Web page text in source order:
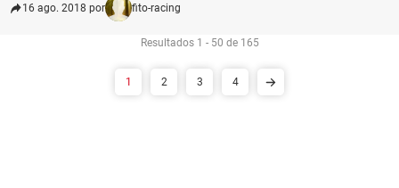
16 ago. 2018 por fito-racing
Resultados 1 - 50 de 165
1 2 3 4